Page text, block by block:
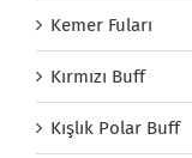
Kemer Fuları
Kırmızı Buff
Kışlık Polar Buff